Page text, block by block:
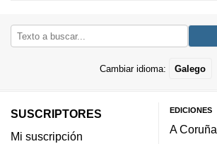
Cambiar idioma: Galego
SUSCRIPTORES
Mi suscripción
EDICIONES
A Coruña